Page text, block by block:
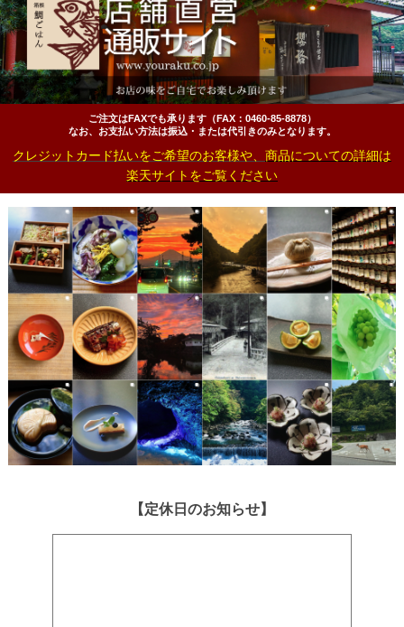
ご注文はFAXでも承ります（FAX：0460‐85‐8878）
なお、お支払い方法は振込・または代引きのみとなります。
クレジットカード払いをご希望のお客様や、 商品についての詳細は
楽天サイトをご覧ください
【定休日のお知らせ】